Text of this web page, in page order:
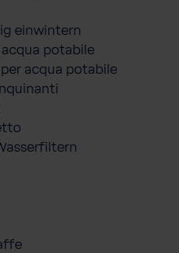
einwintern
potabile
acqua potabile